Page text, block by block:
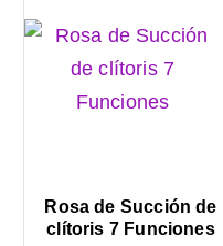
Rosa de Succión de
clítoris 7 Funciones